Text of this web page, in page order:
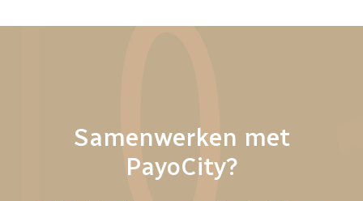
Samenwerken met
PayoCity?